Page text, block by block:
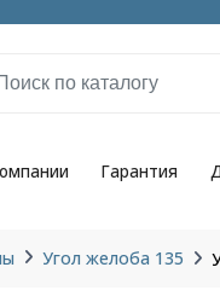
Гарантия
Угол желоба 135